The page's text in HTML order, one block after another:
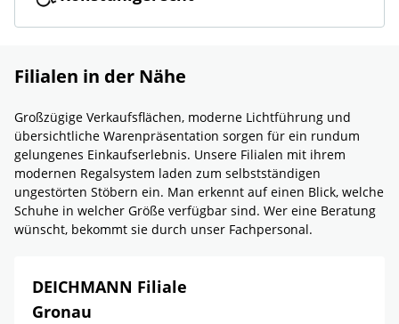
Filialen in der Nähe
Großzügige Verkaufsflächen, moderne Lichtführung und
übersichtliche Warenpräsentation sorgen für ein rundum
gelungenes Einkaufserlebnis. Unsere Filialen mit ihrem
modernen Regalsystem laden zum selbstständigen
ungestörten Stöbern ein. Man erkennt auf einen Blick, welche
Schuhe in welcher Größe verfügbar sind. Wer eine Beratung
wünscht, bekommt sie durch unser Fachpersonal.
DEICHMANN Filiale
Gronau